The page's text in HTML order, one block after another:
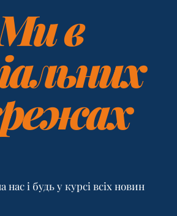
в
нас і будь у курсі всіх новин